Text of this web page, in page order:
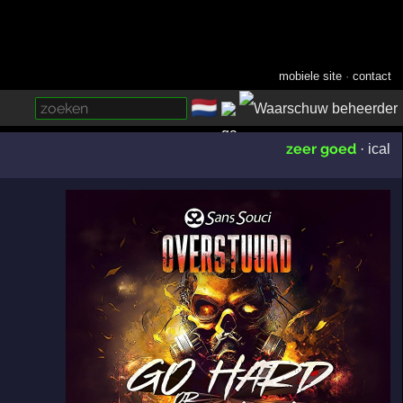
mobiele site ·contact
🇳🇱
zeer goed · ical